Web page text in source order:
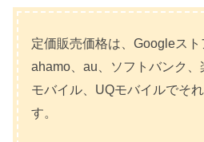
定価販売価格は、Googleスト
ahamo、au、ソフトバンク、
モバイル、UQモバイルでそ
す。